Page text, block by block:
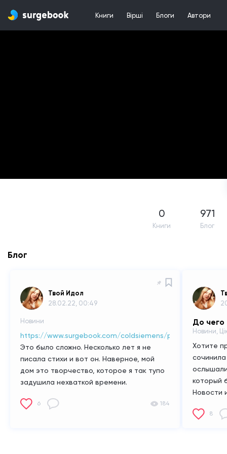
Книги Вірші Блоги Автори
0
Книги
971
Блог
Блог
Твой Идол
28.02.22, 00:49
Новини
https://www.surgebook.com/coldsiemens/poem/dusha
Это было сложно. Несколько лет я не
писала стихи и вот он. Наверное, мой
дом это творчество, которое я так тупо
задушила нехваткой времени.
6 184
До
Новини,
Хотите
который
Новости
только у
8